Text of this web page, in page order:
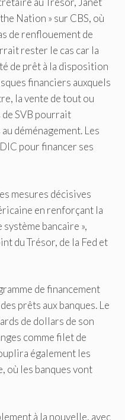
Nation » sur CBS, où
de renflouement de
rester le cas car la
de prêt à la disposition
financiers auxquels
la vente de tout ou
SVB pourrait
déménagement. Les
pour financer ses
mesures décisives
en renforçant la
bancaire »,
du Trésor, de la Fed et
de financement
prêts aux banques. Le
de dollars de son
comme filet de
également les
où les banques vont
à la nouvelle, avec